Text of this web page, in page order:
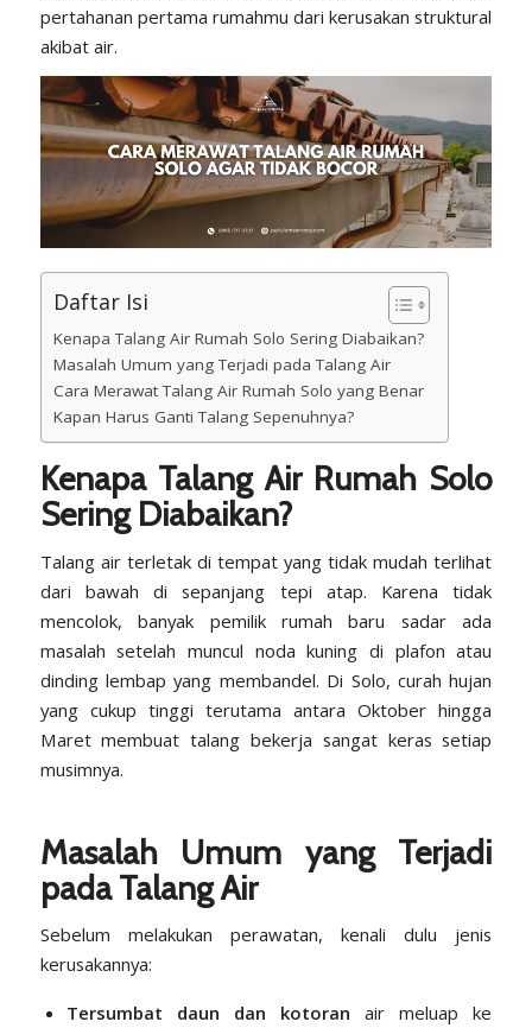
pertahanan pertama rumahmu dari kerusakan struktural
akibat air.
Daftar Isi
Kenapa Talang Air Rumah Solo Sering Diabaikan?
Masalah Umum yang Terjadi pada Talang Air
Cara Merawat Talang Air Rumah Solo yang Benar
Kapan Harus Ganti Talang Sepenuhnya?
Kenapa Talang Air Rumah Solo
Sering Diabaikan?
Talang air terletak di tempat yang tidak mudah terlihat
dari bawah di sepanjang tepi atap. Karena tidak
mencolok, banyak pemilik rumah baru sadar ada
masalah setelah muncul noda kuning di plafon atau
dinding lembap yang membandel. Di Solo, curah hujan
yang cukup tinggi terutama antara Oktober hingga
Maret membuat talang bekerja sangat keras setiap
musimnya.
Masalah Umum yang Terjadi
pada Talang Air
Sebelum melakukan perawatan, kenali dulu jenis
kerusakannya:
Tersumbat daun dan kotoran air meluap ke